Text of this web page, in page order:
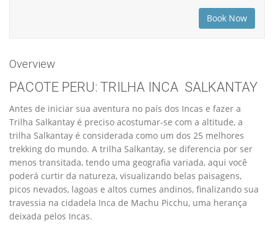
Overview
PACOTE PERU: TRILHA INCA SALKANTAY
Antes de iniciar sua aventura no país dos Incas e fazer a
Trilha Salkantay é preciso acostumar-se com a altitude, a
trilha Salkantay é considerada como um dos 25 melhores
trekking do mundo. A trilha Salkantay, se diferencia por ser
menos transitada, tendo uma geografia variada, aqui você
poderá curtir da natureza, visualizando belas paisagens,
picos nevados, lagoas e altos cumes andinos, finalizando sua
travessia na cidadela Inca de Machu Picchu, uma herança
deixada pelos Incas.